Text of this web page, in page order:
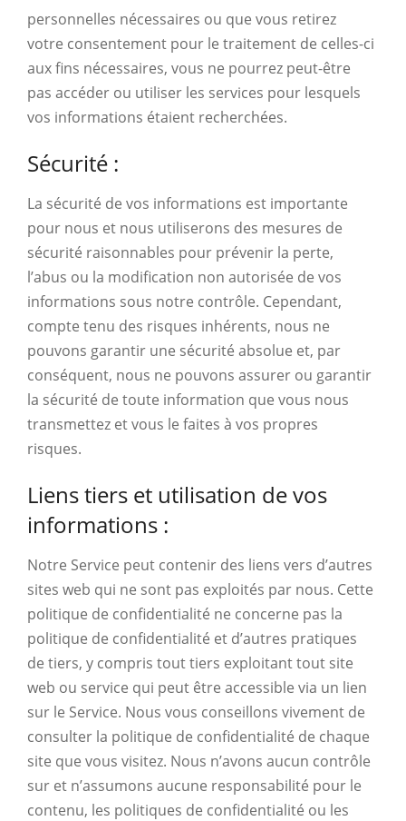
personnelles nécessaires ou que vous retirez
votre consentement pour le traitement de celles-ci
aux fins nécessaires, vous ne pourrez peut-être
pas accéder ou utiliser les services pour lesquels
vos informations étaient recherchées.
Sécurité :
La sécurité de vos informations est importante
pour nous et nous utiliserons des mesures de
sécurité raisonnables pour prévenir la perte,
l’abus ou la modification non autorisée de vos
informations sous notre contrôle. Cependant,
compte tenu des risques inhérents, nous ne
pouvons garantir une sécurité absolue et, par
conséquent, nous ne pouvons assurer ou garantir
la sécurité de toute information que vous nous
transmettez et vous le faites à vos propres
risques.
Liens tiers et utilisation de vos
informations :
Notre Service peut contenir des liens vers d’autres
sites web qui ne sont pas exploités par nous. Cette
politique de confidentialité ne concerne pas la
politique de confidentialité et d’autres pratiques
de tiers, y compris tout tiers exploitant tout site
web ou service qui peut être accessible via un lien
sur le Service. Nous vous conseillons vivement de
consulter la politique de confidentialité de chaque
site que vous visitez. Nous n’avons aucun contrôle
sur et n’assumons aucune responsabilité pour le
contenu, les politiques de confidentialité ou les